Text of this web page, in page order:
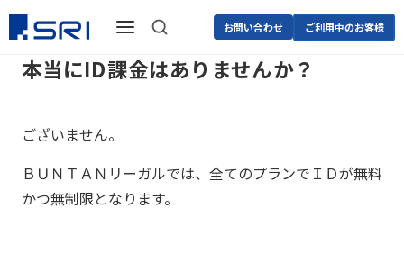
お問い合わせ ご利用中のお客様
本当にID課金はありませんか？
ございません。
ＢＵＮＴＡＮリーガルでは、全てのプランでＩＤが無料
かつ無制限となります。